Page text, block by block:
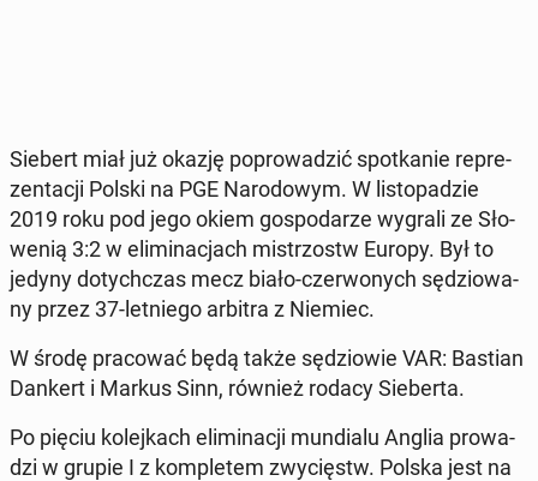
Siebert miał już okazję po­pro­wa­dzić spo­tka­nie re­pre­
zen­ta­cji Polski na PGE Na­ro­do­wym. W li­sto­pa­dzie
2019 roku pod jego okiem go­spo­da­rze wygrali ze Sło­
we­nią 3:2 w eli­mi­na­cjach mi­strzostw Europy. Był to
jedyny do­tych­czas mecz biało-czer­wo­nych sę­dzio­wa­
ny przez 37-let­nie­go arbitra z Niemiec.
W środę pra­co­wać będą także sę­dzio­wie VAR: Bastian
Dankert i Markus Sinn, również rodacy Sie­ber­ta.
Po pięciu ko­lej­kach eli­mi­na­cji mun­dia­lu Anglia pro­wa­
dzi w grupie I z kom­ple­tem zwy­cięstw. Polska jest na